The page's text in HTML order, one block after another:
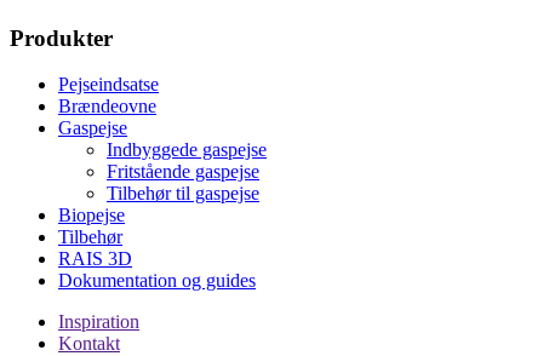
Produkter
Pejseindsatse
Brændeovne
Gaspejse
Indbyggede gaspejse
Fritstående gaspejse
Tilbehør til gaspejse
Biopejse
Tilbehør
RAIS 3D
Dokumentation og guides
Inspiration
Kontakt